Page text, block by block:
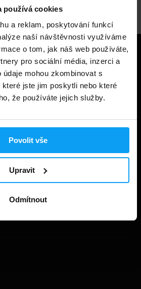
používá cookies
a reklam, poskytování funkcí
naší návštěvnosti využíváme
o tom, jak náš web používáte,
pro sociální média, inzerci a
mohou zkombinovat s
jste jim poskytli nebo které
že používáte jejich služby.
Povolit vše
Upravit
Odmítnout